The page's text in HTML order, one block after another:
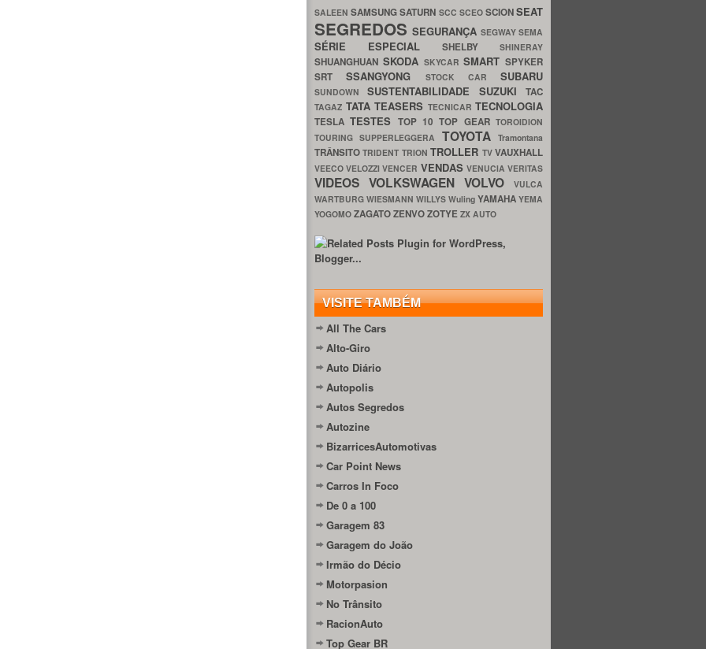
SALEENSAMSUNGSATURN SCC SCEO SCIONSEAT
SEGREDOSSEGURANÇA SEGWAYSEMA
SÉRIE ESPECIAL SHELBY SHINERAY
SHUANGHUAN SKODA SKYCARSMART SPYKER
SRTSSANGYONG STOCK CAR SUBARU
SUNDOWNSUSTENTABILIDADE SUZUKITAC
TAGAZ TATA TEASERS TECNICAR TECNOLOGIA
TESLATESTES TOP 10TOP GEARTOROIDION
TOURING SUPPERLEGGERA TOYOTATramontana
TRÂNSITOTRIDENT TRIONTROLLER TVVAUXHALL
VEECOVELOZZIVENCER VENDAS VENUCIAVERITAS
VIDEOS VOLKSWAGEN VOLVO
VULCA
WARTBURG WIESMANN WILLYS Wuling YAMAHA YEMA
YOGOMO ZAGATOZENVOZOTYE ZX AUTO
VISITE TAMBÉM
All The Cars
Alto-Giro
Auto Diário
Autopolis
Autos Segredos
Autozine
BizarricesAutomotivas
Car Point News
Carros In Foco
De 0 a 100
Garagem 83
Garagem do João
Irmão do Décio
Motorpasion
No Trânsito
RacionAuto
Top Gear BR